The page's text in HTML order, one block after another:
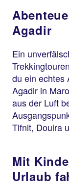
Agadir
Ein
du ein echtes
Agadir in
aus der Luft
Tifnit, Douira
Mit
Urlaub